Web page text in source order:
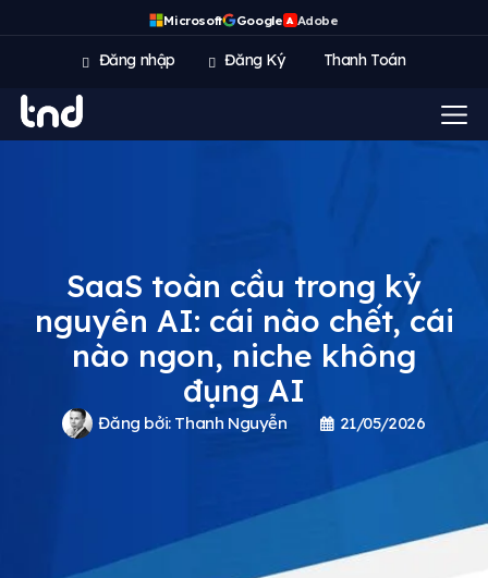
Microsoft Google A Adobe
Đăng nhập Đăng Ký Thanh Toán
SaaS toàn cầu trong kỷ
nguyên AI: cái nào chết, cái
nào ngon, niche không
đụng AI
Đăng bởi: Thanh Nguyễn 21/05/2026